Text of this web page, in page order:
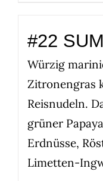
#22
Würzig
Zitronengras
Reisnudeln.
grüner
Erdnüsse,
Limetten-